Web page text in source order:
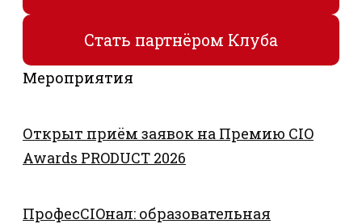
Стать партнёром Клуба
Мероприятия
Открыт приём заявок на Премию CIO
Awards PRODUCT 2026
ПрофесCIOнал: образовательная